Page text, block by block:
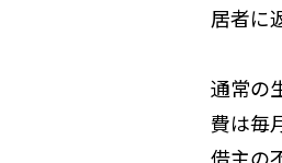
居者に
通常の
費は毎